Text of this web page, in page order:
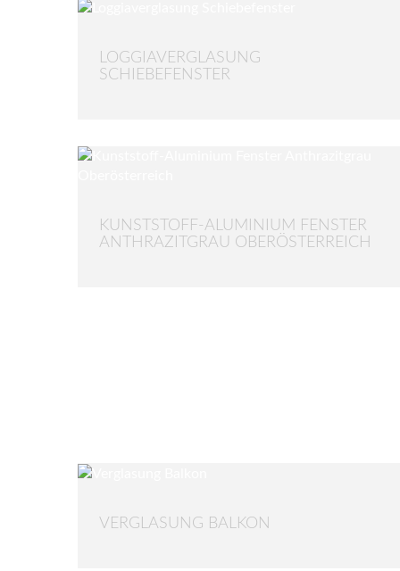
LOGGIAVERGLASUNG
SCHIEBEFENSTER
KUNSTSTOFF-ALUMINIUM FENSTER
ANTHRAZITGRAU OBERÖSTERREICH
VERGLASUNG BALKON